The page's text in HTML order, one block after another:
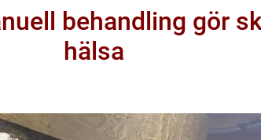
behandling gör
hälsa